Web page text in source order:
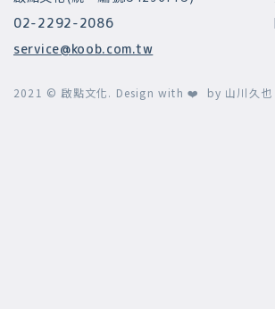
02-2292-2086
service@koob.com.tw
2021 © 啟點文化. Design with ❤️ by 山川久也